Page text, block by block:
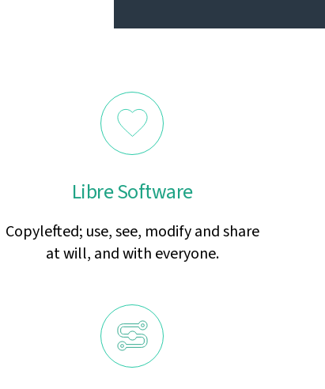
Libre Software
Copylefted; use, see, modify and share
at will, and with everyone.